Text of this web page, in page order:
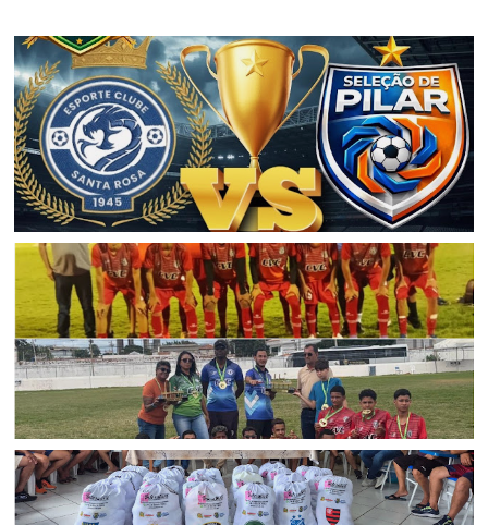
ESPORTE
Final do Campeonato Jaguarariense de Futebol 2026 será
entre Santa Rosa e Pilar; Entrada será gratuita
ESPORTE
Escolinha Clube Vale do Curaçá (CVC) de Pilar participou
da F1 Nordeste em Petrolina e conquistou o título da Sub-